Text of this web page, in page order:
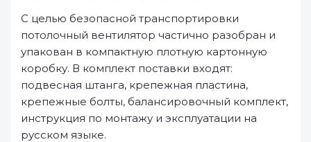
С целью безопасной транспортировки
потолочный вентилятор частично разобран и
упакован в компактную плотную картонную
коробку. В комплект поставки входят:
подвесная штанга, крепежная пластина,
крепежные болты, балансировочный комплект,
инструкция по монтажу и эксплуатации на
русском языке.